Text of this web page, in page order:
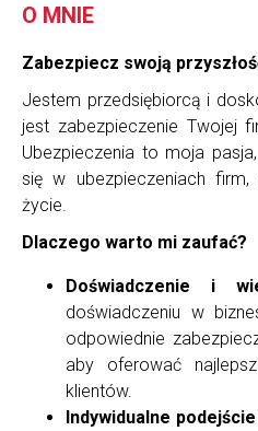
O MNIE
Zabezpiecz swoją
Jestem przedsiębiorcą i
jest zabezpieczenie Twojej
Ubezpieczenia to moja
się w ubezpieczeniach
życie.
Dlaczego warto mi zaufać?
Doświadczenie i
doświadczeniu w
odpowiednie
aby oferować
klientów.
Indywidualne podejście